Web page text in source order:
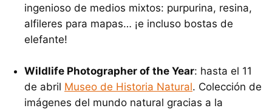
ingenioso de medios mixtos: purpurina, resina,
alfileres para mapas… ¡e incluso bostas de
elefante!
Wildlife Photographer of the Year: hasta el 11
de abril Museo de Historia Natural. Colección de
imágenes del mundo natural gracias a la